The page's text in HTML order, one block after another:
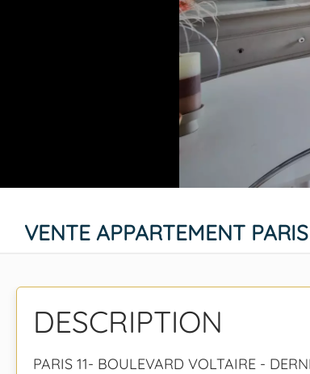
VENTE APPARTEMENT
DESCRIPTION
PARIS 11- BOULEVARD VOLTAIRE -